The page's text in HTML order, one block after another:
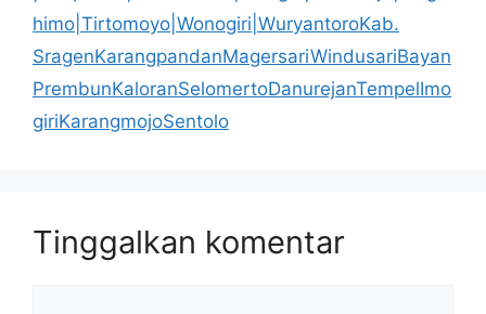
himo|Tirtomoyo|Wonogiri|WuryantoroKab.
SragenKarangpandanMagersariWindusariBayan
PrembunKaloranSelomertoDanurejanTempelImo
giriKarangmojoSentolo
Tinggalkan komentar